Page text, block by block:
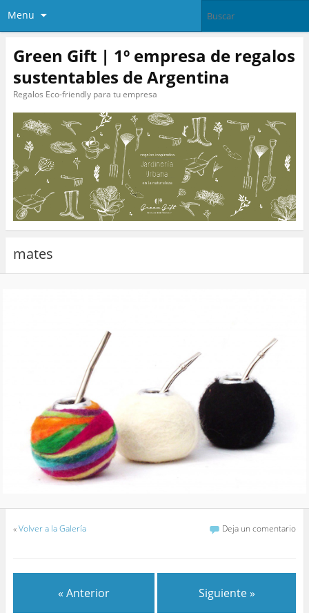
Menu
Green Gift | 1º empresa de regalos
sustentables de Argentina
Regalos Eco-friendly para tu empresa
mates
«Volver a la Galería Deja un comentario
« Anterior Siguiente »